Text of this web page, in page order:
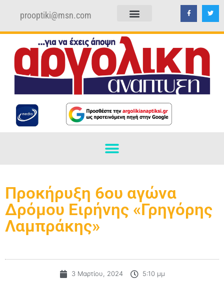
prooptiki@msn.com
Προκήρυξη 6ου αγώνα
Δρόμου Ειρήνης «Γρηγόρης
Λαμπράκης»
3 Μαρτίου, 2024 5:10 μμ